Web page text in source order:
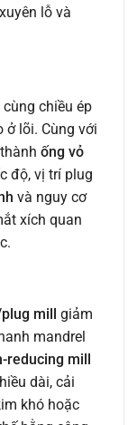
lỗ và
chiều ép
ở lõi. Cùng với
ống vỏ
độ, vị trí plug
và nguy cơ
xích quan
mill giảm
mandrel
reducing mill
dài, cải
khó hoặc